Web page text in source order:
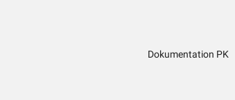
Dokumentation PK